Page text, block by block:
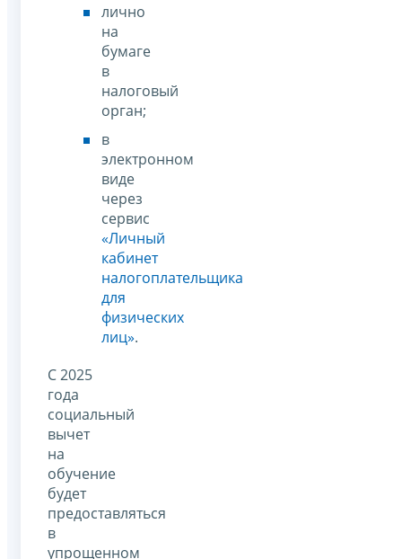
лично
на
бумаге
в
налоговый
орган;
в
электронном
виде
через
сервис
«Личный
кабинет
налогоплательщика
для
физических
лиц».
С 2025
года
социальный
вычет
на
обучение
будет
предоставляться
в
упрощенном